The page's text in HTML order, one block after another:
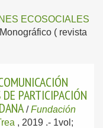
ECOSOCIALES
( revista
PARTICIPACIÓN
/Fundación
, 2019 .- 1vol;